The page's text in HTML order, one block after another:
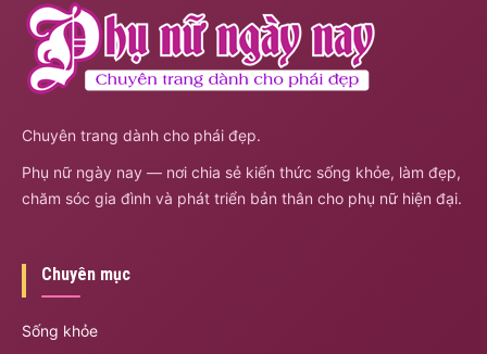
Chuyên trang dành cho phái đẹp.
Phụ nữ ngày nay — nơi chia sẻ kiến thức sống khỏe, làm đẹp,
chăm sóc gia đình và phát triển bản thân cho phụ nữ hiện đại.
Chuyên mục
Sống khỏe